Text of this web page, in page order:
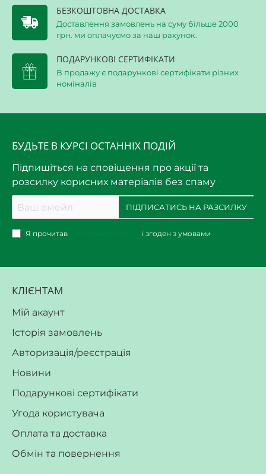
БЕЗКОШТОВНА ДОСТАВКА
Доставлення замовлень на суму більше 2000
грн. ми оплачуємо за наш рахунок.
ПОДАРУНКОВІ СЕРТИФІКАТИ
В продажу є подарункові сертифікати різних
номіналів
БУДЬТЕ В КУРСІ ОСТАННІХ ПОДІЙ
Підпишіться на сповіщення про акції та
розсилку корисних матеріалів без спаму
емейл
ПІДПИСАТИСЬ НА РАЗСИЛКУ
Я прочитав і згоден з умовами
КЛІЄНТАМ
Мій акаунт
Історія замовлень
Авторизація/реєстрація
Новини
Подарункові сертифікати
Угода користувача
Оплата та доставка
Обмін та повернення